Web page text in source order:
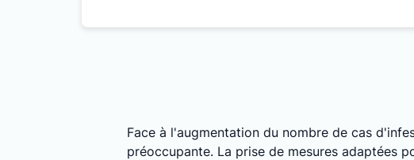
Face à l'augmentation du nombre de cas
préoccupante. La prise de mesures adaptées